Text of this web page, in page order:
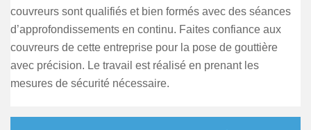
couvreurs sont qualifiés et bien formés avec des séances
d’approfondissements en continu. Faites confiance aux
couvreurs de cette entreprise pour la pose de gouttière
avec précision. Le travail est réalisé en prenant les
mesures de sécurité nécessaire.